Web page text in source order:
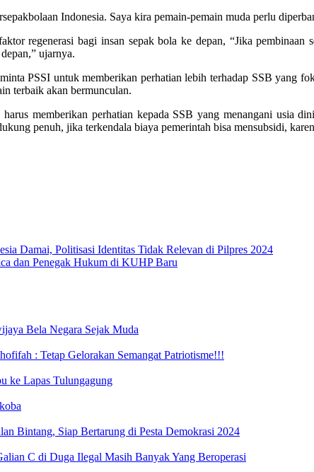
Indonesia. Saya kira pemain-pemain muda perlu
regenerasi bagi insan sepak bola ke depan, “Jika
ujarnya.
PSSI untuk memberikan perhatian lebih terhadap SSB yang
terbaik akan bermunculan.
memberikan perhatian kepada SSB yang menangani usia
penuh, jika terkendala biaya pemerintah bisa mensubsidi,
Damai, Politisasi Identitas Tidak Relevan di Pilpres 2024
dan Penegak Hukum di KUHP Baru
Bela Negara Sejak Muda
: Tetap Gelorakan Semangat Patriotisme!!!
ke Lapas Tulungagung
Bintang, Siap Bertarung di Pesta Demokrasi 2024
C di Duga Ilegal Masih Banyak Yang Beroperasi